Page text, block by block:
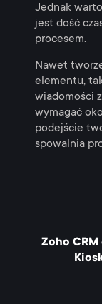
Jednak
jest dość
procesem.
Nawet
elementu,
wiadomości
wymagać
podejście
spowalnia
Zoho